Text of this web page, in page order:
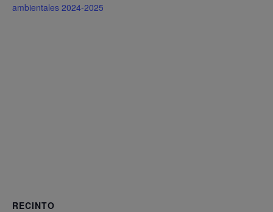
ambientales 2024-2025
RECINTO